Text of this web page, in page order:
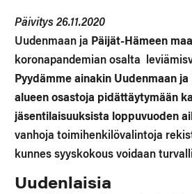
Päivitys 26.11.2020
Uudenmaan ja Päijät-Hämeen
koronapandemian osalta
Pyydämme ainakin Uudenmaan
alueen osastoja pidättäytymään
jäsentilaisuuksista loppuvuoden
vanhoja toimihenkilövalintoja
kunnes syyskokous voidaan
Uudenlaisia